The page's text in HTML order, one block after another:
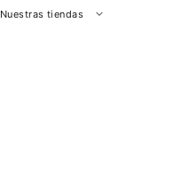
Perú
Nuestras tiendas